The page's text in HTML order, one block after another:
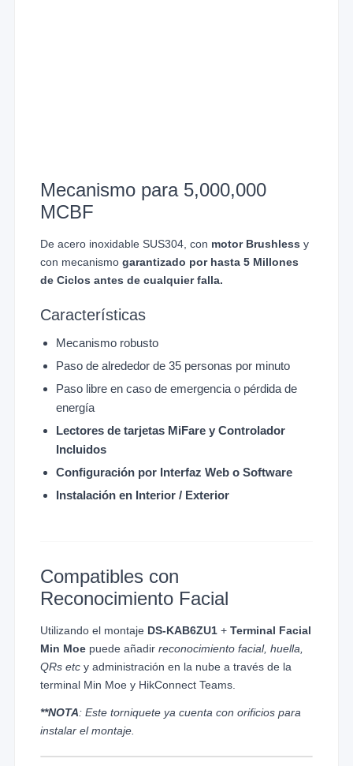
Mecanismo para 5,000,000
MCBF
De acero inoxidable SUS304, con motor Brushless y
con mecanismo garantizado por hasta 5 Millones
de Ciclos antes de cualquier falla.
Características
Mecanismo robusto
Paso de alrededor de 35 personas por minuto
Paso libre en caso de emergencia o pérdida de
energía
Lectores de tarjetas MiFare y Controlador
Incluidos
Configuración por Interfaz Web o Software
Instalación en Interior / Exterior
Compatibles con
Reconocimiento Facial
Utilizando el montaje DS-KAB6ZU1+ Terminal Facial
Min Moepuede añadir reconocimiento facial, huella,
QRs etcy administración en la nube a través de la
terminal Min Moe y HikConnect Teams.
**NOTA: Este torniquete ya cuenta con orificios para
instalar el montaje.